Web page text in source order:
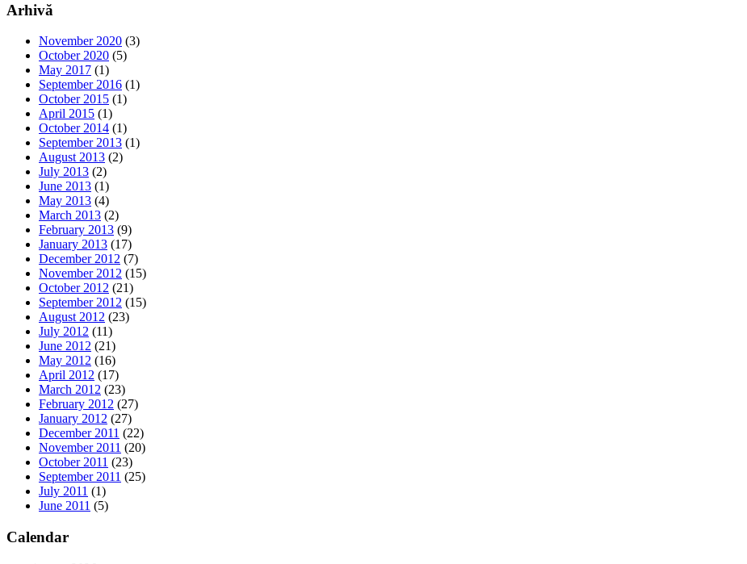
Arhivă
November 2020 (3)
October 2020 (5)
May 2017 (1)
September 2016 (1)
October 2015 (1)
April 2015 (1)
October 2014 (1)
September 2013 (1)
August 2013 (2)
July 2013 (2)
June 2013 (1)
May 2013 (4)
March 2013 (2)
February 2013 (9)
January 2013 (17)
December 2012 (7)
November 2012 (15)
October 2012 (21)
September 2012 (15)
August 2012 (23)
July 2012 (11)
June 2012 (21)
May 2012 (16)
April 2012 (17)
March 2012 (23)
February 2012 (27)
January 2012 (27)
December 2011 (22)
November 2011 (20)
October 2011 (23)
September 2011 (25)
July 2011 (1)
June 2011 (5)
Calendar